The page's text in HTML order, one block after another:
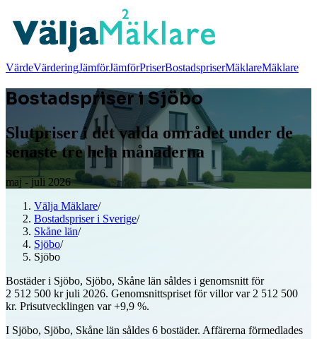
VärdeVärderingJämförJämförPriserBostadspriserMäklareMäklare
Bostadspriser i Sjöbo
Slutpriser i det valda området under de
senaste tre hela månaderna
maj - juli 2026
Välja Mäklare/
Bostadspriser i Sverige/
Skåne län/
Sjöbo/
Sjöbo
Bostäder i Sjöbo, Sjöbo, Skåne län såldes i genomsnitt för
2 512 500 kr juli 2026. Genomsnittspriset för villor var 2 512 500
kr. Prisutvecklingen var +9,9 %.
I Sjöbo, Sjöbo, Skåne län såldes 6 bostäder. Affärerna förmedlades